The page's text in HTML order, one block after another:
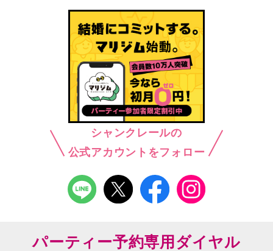
シャンクレールの
公式アカウントをフォロー
パーティー予約専用ダイヤル